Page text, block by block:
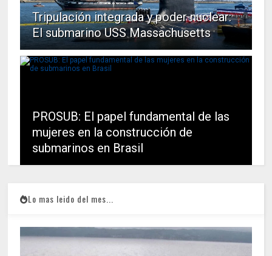
Tripulación integrada y poder nuclear:
El submarino USS Massachusetts
PROSUB: El papel fundamental de las
mujeres en la construcción de
submarinos en Brasil
Lo mas leido del mes...